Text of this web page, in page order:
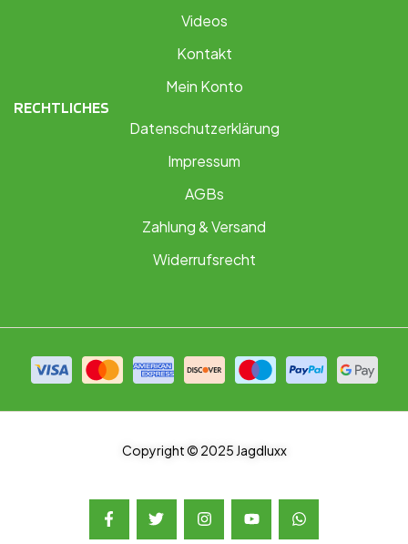
Videos
Kontakt
Mein Konto
RECHTLICHES
Datenschutzerklärung
Impressum
AGBs
Zahlung & Versand
Widerrufsrecht
Copyright © 2025 Jagdluxx